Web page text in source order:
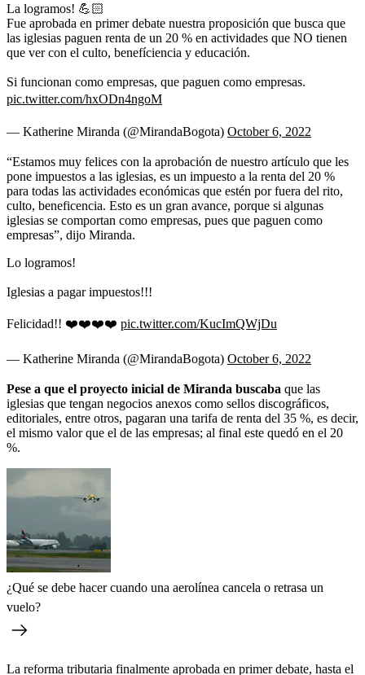
La logramos! 💪🏻
Fue aprobada en primer debate nuestra proposición que busca que
las iglesias paguen renta de un 20 % en actividades que NO tienen
que ver con el culto, benefíciencia y educación.
Si funcionan como empresas, que paguen como empresas.
pic.twitter.com/hxODn4ngoM
— Katherine Miranda (@MirandaBogota) October 6, 2022
“Estamos muy felices con la aprobación de nuestro artículo que les
pone impuestos a las iglesias, es un impuesto a la renta del 20 %
para todas las actividades económicas que estén por fuera del rito,
culto, beneficencia. Esto es un gran avance, porque si algunas
iglesias se comportan como empresas, pues que paguen como
empresas”, dijo Miranda.
Lo logramos!
Iglesias a pagar impuestos!!!
Felicidad!! ❤️❤️❤️❤️ pic.twitter.com/KucImQWjDu
— Katherine Miranda (@MirandaBogota) October 6, 2022
Pese a que el proyecto inicial de Miranda buscaba que las
iglesias que tengan negocios anexos como sellos discográficos,
editoriales, entre otros, pagaran una tarifa de renta del 35 %, es decir,
el mismo valor que el de las empresas; al final este quedó en el 20
%.
¿Qué se debe hacer cuando una aerolínea cancela o retrasa un
vuelo?
La reforma tributaria finalmente aprobada en primer debate, hasta el